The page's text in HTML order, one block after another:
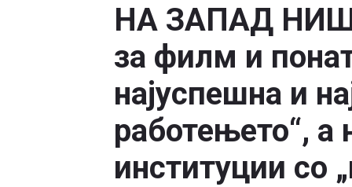
НА ЗАПАД
за филм и
најуспешна и
работењето“, а
институции со